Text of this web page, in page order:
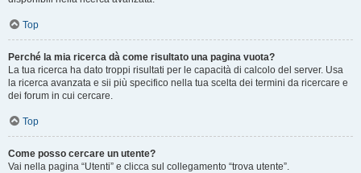
Top
Perché la mia ricerca dà come risultato una pagina vuota?
La tua ricerca ha dato troppi risultati per le capacità di calcolo del server. Usa
la ricerca avanzata e sii più specifico nella tua scelta dei termini da ricercare e
dei forum in cui cercare.
Top
Come posso cercare un utente?
Vai nella pagina “Utenti” e clicca sul collegamento “trova utente”.